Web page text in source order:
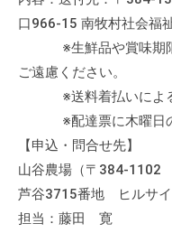
口966-15 南牧村社会福
※生鮮品や賞味期限
ご遠慮ください。
※送料着払いによる
※配達票に木曜日の
【申込・問合せ先】
山谷農場（〒384-1102
芦谷3715番地 ヒルサ
担当：藤田 寛